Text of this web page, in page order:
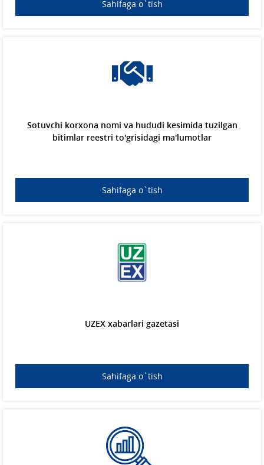
Sahifaga o`tish
Sotuvchi korxona nomi va hududi kesimida tuzilgan
bitimlar reestri to'grisidagi ma'lumotlar
Sahifaga o`tish
UZEX xabarlari gazetasi
Sahifaga o`tish